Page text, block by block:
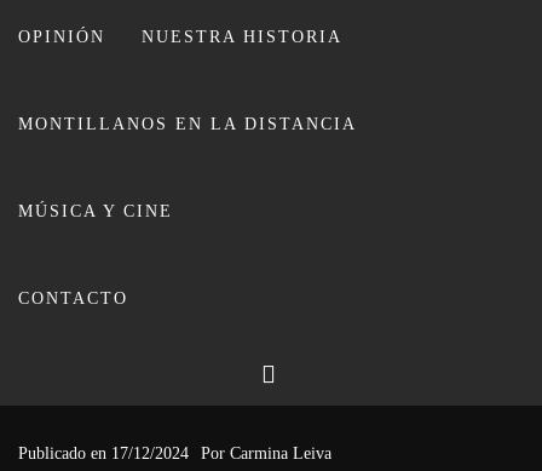
OPINIÓN NUESTRA HISTORIA
MONTILLANOS EN LA DISTANCIA
MÚSICA Y CINE
CONTACTO
literarios de San Juan de Ávila
Publicado en 17/12/2024 Por Carmina Leiva